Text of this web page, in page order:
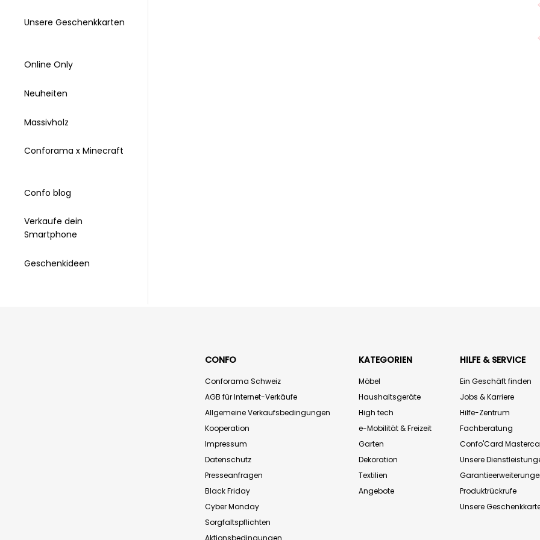
Unsere Geschenkkarten
Online Only
Neuheiten
Massivholz
Conforama x Minecraft
Confo blog
Verkaufe dein
Smartphone
Geschenkideen
CONFO
Conforama Schweiz
AGB für Internet-Verkäufe
Allgemeine Verkaufsbedingungen
Kooperation
Impressum
Datenschutz
Presseanfragen
Black Friday
Cyber Monday
Sorgfaltspflichten
KATEGORIEN
Möbel
Haushaltsgeräte
High tech
e-Mobilität & Freizeit
Garten
Dekoration
Textilien
Angebote
HILFE & SERVICE
Ein Geschäft finden
Jobs & Karriere
Hilfe-Zentrum
Fachberatung
Confo'Card
Unsere
Produktrückrufe
Unsere